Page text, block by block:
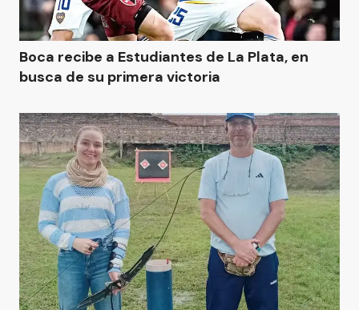
Boca recibe a Estudiantes de La Plata, en
busca de su primera victoria